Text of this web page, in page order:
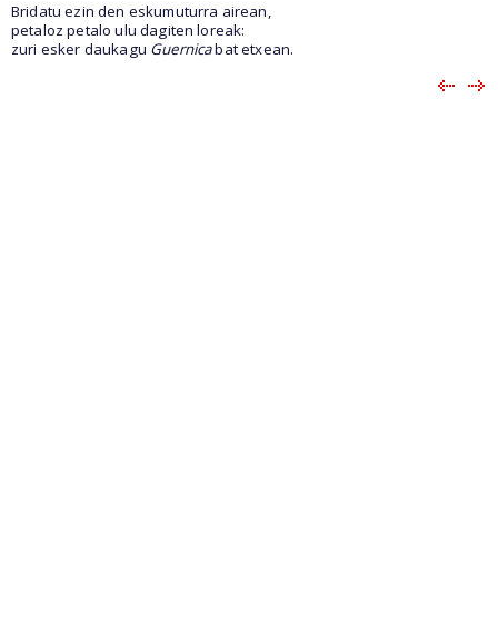
Bridatu ezin den eskumuturra airean,
petaloz petalo ulu dagiten loreak:
zuri esker daukagu Guernicabat etxean.